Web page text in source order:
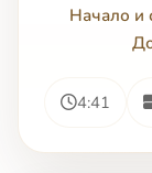
Начало и
4:41